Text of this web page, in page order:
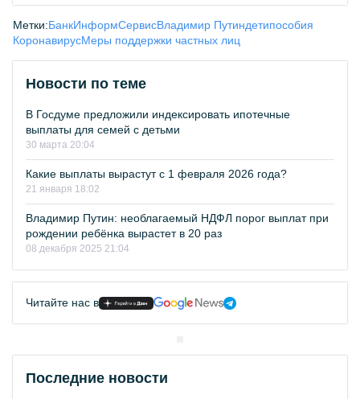
Метки:БанкИнформСервисВладимир Путиндетипособия
КоронавирусМеры поддержки частных лиц
Новости по теме
В Госдуме предложили индексировать ипотечные
выплаты для семей с детьми
30 марта 20:04
Какие выплаты вырастут с 1 февраля 2026 года?
21 января 18:02
Владимир Путин: необлагаемый НДФЛ порог выплат при
рождении ребёнка вырастет в 20 раз
08 декабря 2025 21:04
Читайте нас в
Последние новости